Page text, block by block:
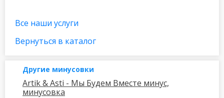
Все наши услуги
Вернуться в каталог
Другие минусовки
Artik & Asti - Мы Будем Вместе минус,
минусовка